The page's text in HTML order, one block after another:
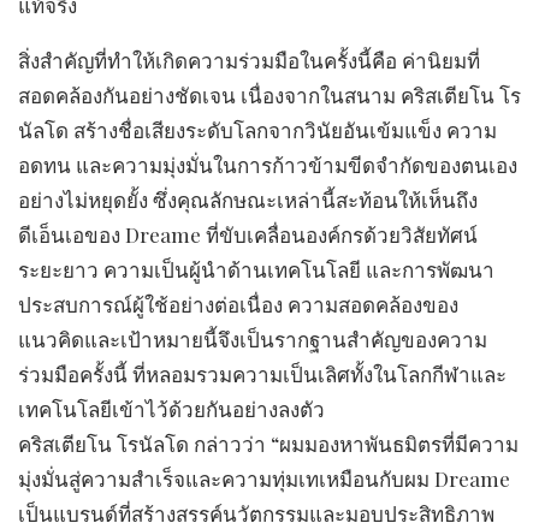
สิ่งสำคัญที่ทำให้เกิดความร่วมมือในครั้งนี้คือ ค่านิยมที่
สอดคล้องกันอย่างชัดเจน เนื่องจากในสนาม คริสเตียโน โร
นัลโด สร้างชื่อเสียงระดับโลกจากวินัยอันเข้มแข็ง ความ
อดทน และความมุ่งมั่นในการก้าวข้ามขีดจำกัดของตนเอง
อย่างไม่หยุดยั้ง ซึ่งคุณลักษณะเหล่านี้สะท้อนให้เห็นถึง
ดีเอ็นเอของ Dreame ที่ขับเคลื่อนองค์กรด้วยวิสัยทัศน์
ระยะยาว ความเป็นผู้นำด้านเทคโนโลยี และการพัฒนา
ประสบการณ์ผู้ใช้อย่างต่อเนื่อง ความสอดคล้องของ
แนวคิดและเป้าหมายนี้จึงเป็นรากฐานสำคัญของความ
ร่วมมือครั้งนี้ ที่หลอมรวมความเป็นเลิศทั้งในโลกกีฬาและ
เทคโนโลยีเข้าไว้ด้วยกันอย่างลงตัว
คริสเตียโน โรนัลโด กล่าวว่า “ผมมองหาพันธมิตรที่มีความ
มุ่งมั่นสู่ความสำเร็จและความทุ่มเทเหมือนกับผม Dreame
เป็นแบรนด์ที่สร้างสรรค์นวัตกรรมและมอบประสิทธิภาพ